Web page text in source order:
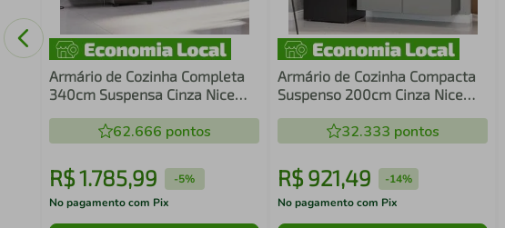
Armário de Cozinha Completa
340cm Suspensa Cinza Nice
62.666 pontos
R$1.785,99 -5%
No pagamento com Pix
Armário de Cozinha Compacta
Suspenso 200cm Cinza Nice
32.333 pontos
R$ 921,49 -14%
No pagamento com Pix